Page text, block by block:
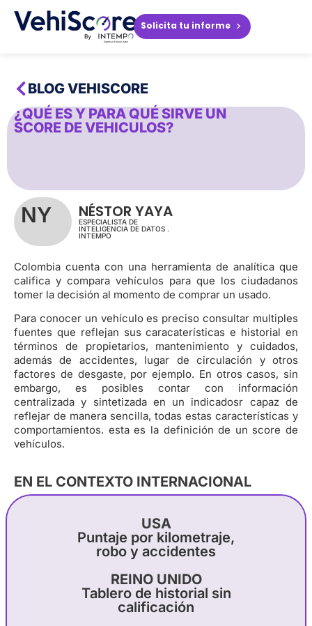
Solicita tu informe >
BLOG VEHISCORE
¿QUÉ ES Y PARA QUÉ SIRVE UN
SCORE DE VEHICULOS?
NY NÉSTOR YAYA
ESPECIALISTA DE
INTELIGENCIA DE DATOS .
INTEMPO
Colombia cuenta con una herramienta de analítica que
califica y compara vehículos para que los ciudadanos
tomer la decisión al momento de comprar un usado.
Para conocer un vehículo es preciso consultar multiples
fuentes que reflejan sus caracaterísticas e historial en
términos de propietarios, mantenimiento y cuidados,
además de accidentes, lugar de circulación y otros
factores de desgaste, por ejemplo. En otros casos, sin
embargo, es posibles contar con información
centralizada y sintetizada en un indicadosr capaz de
reflejar de manera sencilla, todas estas características y
comportamientos. esta es la definición de un score de
vehículos.
EN EL CONTEXTO INTERNACIONAL
USA
Puntaje por kilometraje,
robo y accidentes
REINO UNIDO
Tablero de historial sin
calificación